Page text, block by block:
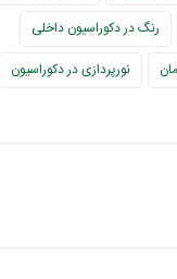
رنگ در دکوراسیون داخلی
نورپردازی در دکوراسیون